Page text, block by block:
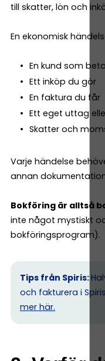
till skatter, lön och
En ekonomisk
En kund som
Ett inköp du gör
En faktura du får
Ett eget uttag
Skatter och
Varje händelse
annan
Bokföring är alltså
inte något mystiskt
bokföringsprogram).
Tips från Spiris:
och fakturera i
mer här.